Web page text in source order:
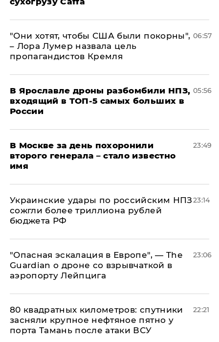
"Они хотят, чтобы США были покорны",
– Лора Лумер назвала цель
пропагандистов Кремля
06:57
В Ярославле дроны разбомбили НПЗ,
входящий в ТОП-5 самых больших в
России
05:56
В Москве за день похоронили
второго генерала – стало известно
имя
23:49
Украинские удары по российским НПЗ
сожгли более триллиона рублей
бюджета РФ
23:14
"Опасная эскалация в Европе", — The
Guardian о дроне со взрывчаткой в
аэропорту Лейпцига
23:06
80 квадратных километров: спутники
засняли крупное нефтяное пятно у
порта Тамань после атаки ВСУ
22:21